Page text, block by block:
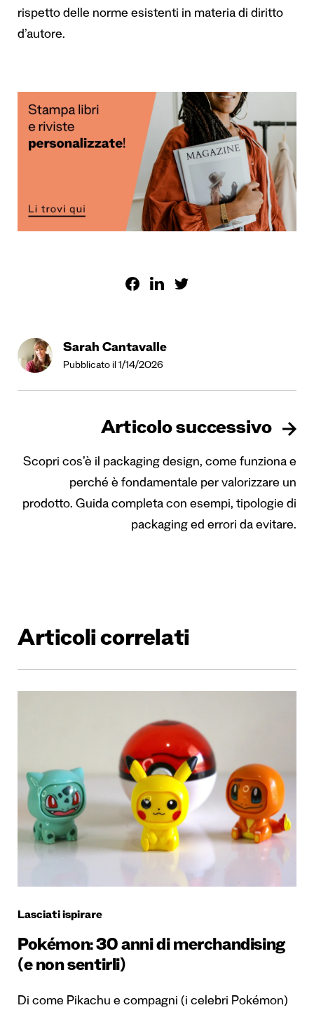
rispetto delle norme esistenti in materia di diritto
d’autore.
Sarah Cantavalle
Pubblicato il 1/14/2026
Articolo successivo
Scopri cos’è il packaging design, come funziona e
perché è fondamentale per valorizzare un
prodotto. Guida completa con esempi, tipologie di
packaging ed errori da evitare.
Articoli correlati
Lasciati ispirare
Pokémon: 30 anni di merchandising
(e non sentirli)
Di come Pikachu e compagni (i celebri Pokémon)